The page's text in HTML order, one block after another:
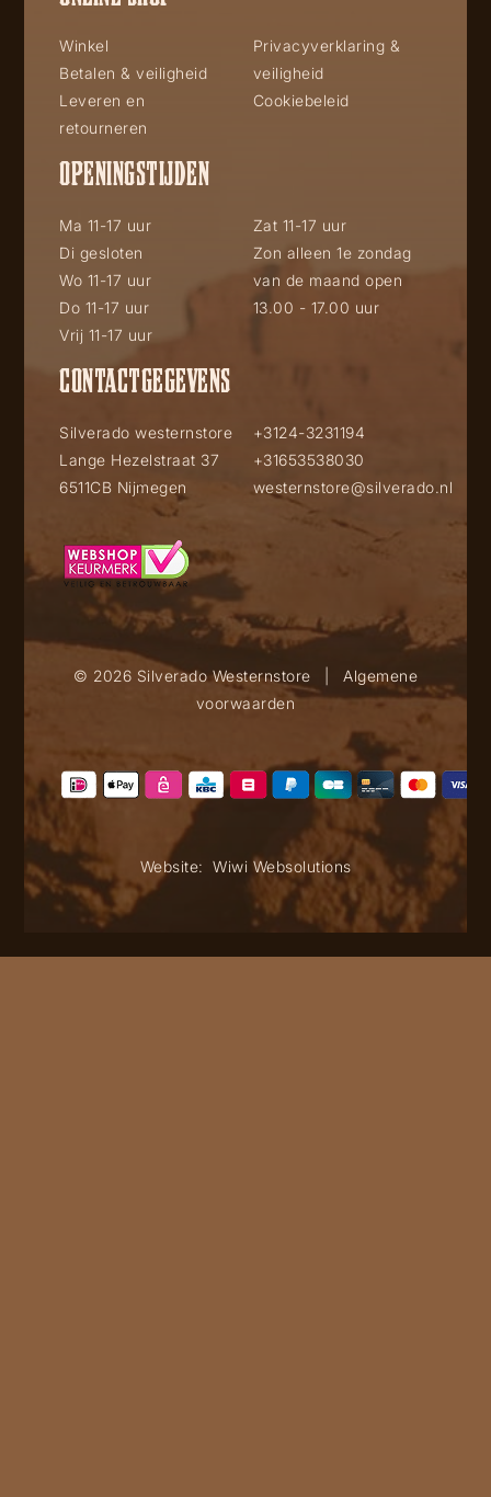
Winkel
Betalen & veiligheid
Leveren en
retourneren
Privacyverklaring &
veiligheid
Cookiebeleid
OPENINGSTIJDEN
Ma 11-17 uur
Di gesloten
Wo 11-17 uur
Do 11-17 uur
Vrij 11-17 uur
Zat 11-17 uur
Zon alleen 1e zondag
van de maand open
13.00 - 17.00 uur
CONTACTGEGEVENS
Silverado westernstore
Lange Hezelstraat 37
6511CB Nijmegen
+3124-3231194
+31653538030
westernstore@silverado.nl
© 2026 Silverado Westernstore
Algemene
voorwaarden
Website: Wiwi Websolutions